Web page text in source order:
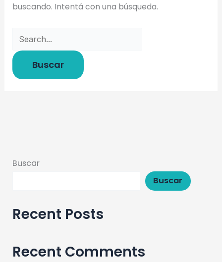
buscando. Intentá con una búsqueda.
Buscar
Buscar
Recent Posts
Recent Comments